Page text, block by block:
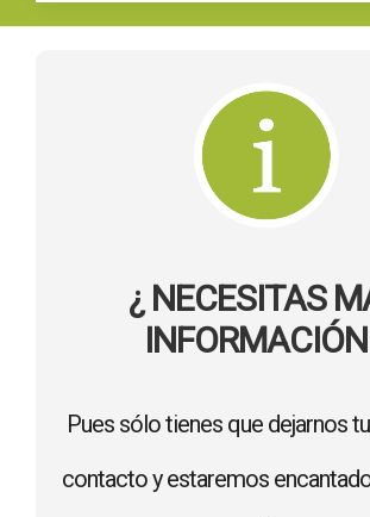
¿ NECESITAS
Pues sólo tienes que dejarnos
contacto y estaremos